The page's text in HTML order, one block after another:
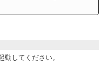
してください。